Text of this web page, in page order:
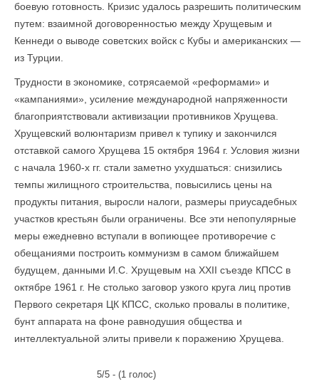
боевую готовность. Кризис удалось разрешить политическим
путем: взаимной договоренностью между Хрущевым и
Кеннеди о выводе советских войск с Кубы и американских —
из Турции.
Трудности в экономике, сотрясаемой «реформами» и
«кампаниями», усиление международной напряженности
благоприятствовали активи­зации противников Хрущева.
Хрущевский волюнтаризм привел к тупику и закончился
отставкой самого Хрущева 15 октября 1964 г. Условия жизни
с начала 1960-х гг. стали заметно ухудшаться: снизились
темпы жилищного строительства, повысились цены на
продукты питания, выросли налоги, размеры приусадебных
участков крестьян были ограничены. Все эти непопулярные
меры ежедневно вступали в вопиющее противоречие с
обещаниями построить коммунизм в самом ближайшем
будущем, данными И.С. Хрущевым на XXII съезде КПСС в
октябре 1961 г. Не столько заговор узкого круга лиц против
Первого секретаря ЦК КПСС, сколько провалы в политике,
бунт аппарата на фоне равнодушия общества и
интеллектуальной элиты привели к поражению Хрущева.
5/5 - (1 голос)